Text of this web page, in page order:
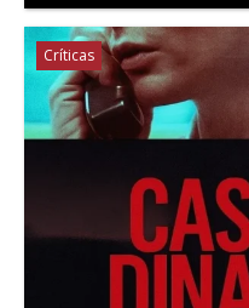
Críticas